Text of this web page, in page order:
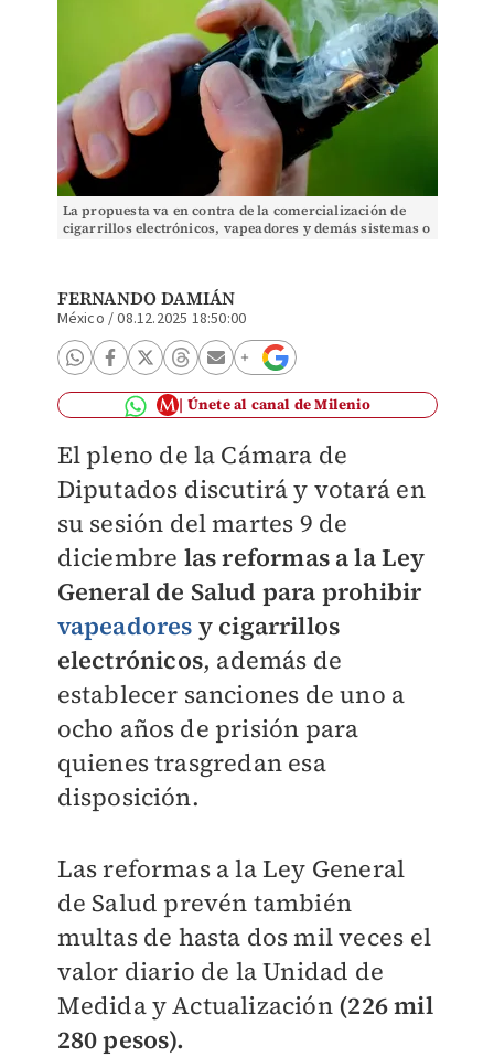
La propuesta va en contra de la comercialización de
cigarrillos electrónicos, vapeadores y demás sistemas o
FERNANDO DAMIÁN
México /08.12.2025 18:50:00
Únete al canal de Milenio
El pleno de la Cámara de
Diputados discutirá y votará en
su sesión del martes 9 de
diciembre las reformas a la Ley
General de Salud para prohibir
vapeadores y cigarrillos
electrónicos, además de
establecer sanciones de uno a
ocho años de prisión para
quienes trasgredan esa
disposición.
Las reformas a la Ley General
de Salud prevén también
multas de hasta dos mil veces el
valor diario de la Unidad de
Medida y Actualización (226 mil
280 pesos).